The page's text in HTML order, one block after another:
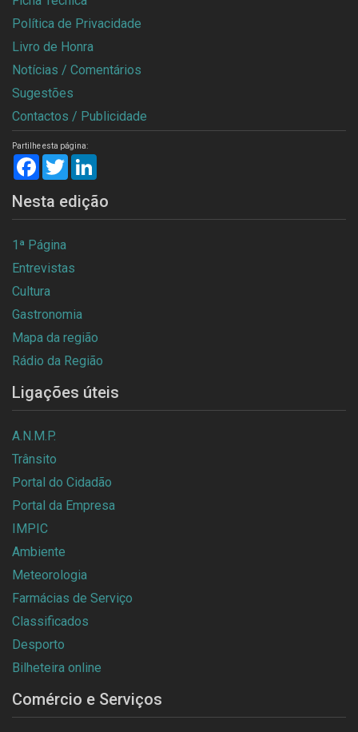
Política de Privacidade
Livro de Honra
Notícias / Comentários
Sugestões
Contactos / Publicidade
Partilhe esta página:
FacebookTwitter
Nesta edição
1ª Página
Entrevistas
Cultura
Gastronomia
Mapa da região
Rádio da Região
Ligações úteis
A.N.M.P.
Trânsito
Portal do Cidadão
Portal da Empresa
IMPIC
Ambiente
Meteorologia
Farmácias de Serviço
Classificados
Desporto
Bilheteira online
Comércio e Serviços